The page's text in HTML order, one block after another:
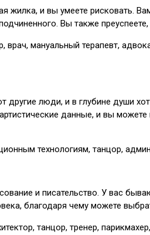
и вы умеете рисковать.
Вы также преуспеете,
мануальный терапевт,
другие люди, и в глубине души
данные, и вы
технологиям, танцор,
и писательство. У вас
благодаря чему можете
танцор, тренер,